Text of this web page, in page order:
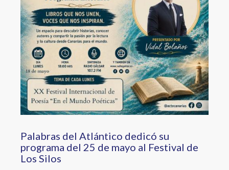
Palabras del Atlántico dedicó su
programa del 25 de mayo al Festival de
Los Silos